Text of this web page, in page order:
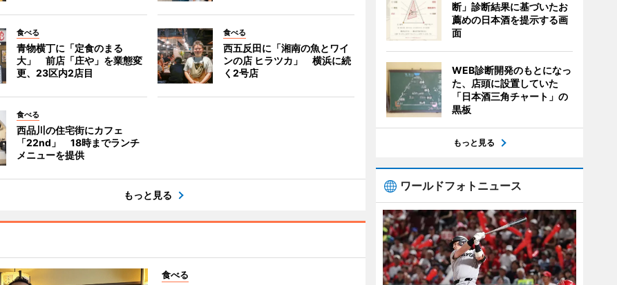
食べる
青物横丁に「定食のまる
大」 前店「庄や」を業態変
更、23区内2店目
食べる
西五反田に「湘南の魚とワイ
ンの店 ヒラツカ」 横浜に続
く2号店
食べる
西品川の住宅街にカフェ
「22nd」 18時までランチ
メニューを提供
もっと見る
食べる
断」診断結果に基づいたお
薦めの日本酒を提示する画
面
WEB診断開発のもとになっ
た、店頭に設置していた
「日本酒三角チャート」の
黒板
もっと見る
ワールドフォトニュース